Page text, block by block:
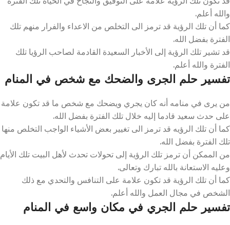
والله أعلم.
كما أن تلك الرؤية قد ترمز الى التخلص من الاعداء والفرار منهم تلك
الفترة بفضل الله.
قد تشير تلك الرؤية إلى الأخبار السعيدة القادمة لصاحب الرؤيا تلك
الفترة والله أعلم.
تفسير حلم الجرى والضحك مع شخص في المنام
من يرى في منامه أنه كان يجري ويضحك مع شخص ما قد تكون علامة
على حدث سعيد قادما إليه خلال تلك الفترة بفضل الله.
كما أن تلك الرؤيه قد ترمز الى تغيير بعض الأشياء الواجب التخلص منها
تلك الفترة بفضل الله.
من الممكن أن ترمز تلك الرؤية إلى تحولات تحدث لأهل البيت تلك الأيام
وعليه الاستعانة بالله تبارك وتعالى.
كما أن تلك الرؤية قد تكون علامة على التنافس والتحدي مع ذلك
الشخص في مجال العمل والله أعلم.
تفسير حلم الجري في مكان واسع في المنام